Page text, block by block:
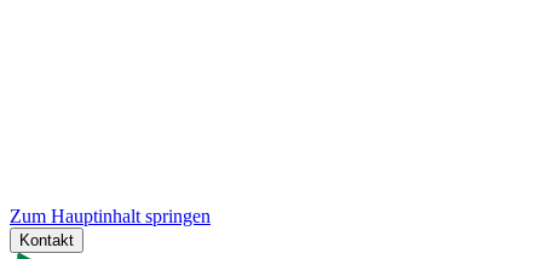
Zum Hauptinhalt springen
Kontakt